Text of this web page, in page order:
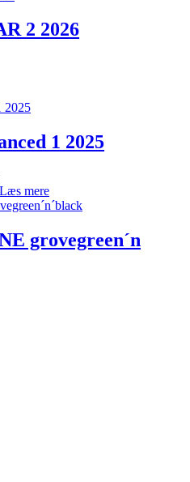
2 2026
1 2025
Læs mere
grovegreen´n